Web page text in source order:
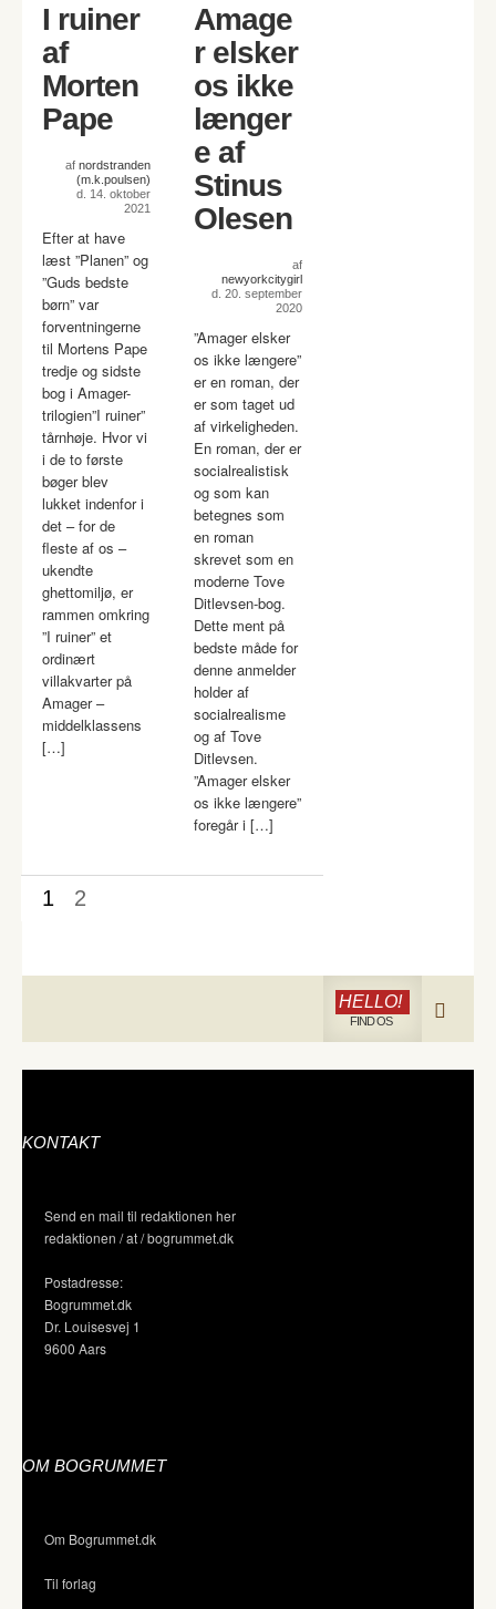
I ruiner
af
Morten
Pape
af nordstranden
(m.k.poulsen)
d. 14. oktober
2021
Efter at have
læst ”Planen” og
”Guds bedste
børn” var
forventningerne
til Mortens Pape
tredje og sidste
bog i Amager-
trilogien”I ruiner”
tårnhøje. Hvor vi
i de to første
bøger blev
lukket indenfor i
det – for de
fleste af os –
ukendte
ghettomiljø, er
rammen omkring
”I ruiner” et
ordinært
villakvarter på
Amager –
middelklassens
[…]
Amage
r elsker
os ikke
længer
e af
Stinus
Olesen
af
newyorkcitygirl
d. 20. september
2020
”Amager elsker
os ikke længere”
er en roman, der
er som taget ud
af virkeligheden.
En roman, der er
socialrealistisk
og som kan
betegnes som
en roman
skrevet som en
moderne Tove
Ditlevsen-bog.
Dette ment på
bedste måde for
denne anmelder
holder af
socialrealisme
og af Tove
Ditlevsen.
”Amager elsker
os ikke længere”
foregår i […]
1 2
HELLO!
FIND OS
KONTAKT
Send en mail til redaktionen her
redaktionen / at / bogrummet.dk
Postadresse:
Bogrummet.dk
Dr. Louisesvej 1
9600 Aars
OM BOGRUMMET
Om Bogrummet.dk
Til forlag